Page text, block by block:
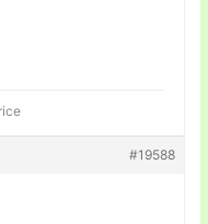
#19588